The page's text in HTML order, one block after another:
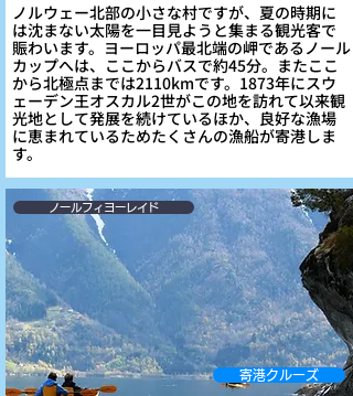
ノルウェー北部の小さな村ですが、夏の時期に
は沈まない太陽を一目見ようと集まる観光客で
賑わいます。ヨーロッパ最北端の岬であるノール
カップへは、ここからバスで約45分。またここ
から北極点までは2110kmです。1873年にスウ
ェーデン王オスカル2世がこの地を訪れて以来観
光地として発展を続けているほか、良好な漁場
に恵まれているためたくさんの漁船が寄港しま
す。
ノールフィヨーレイド
寄港クルーズ